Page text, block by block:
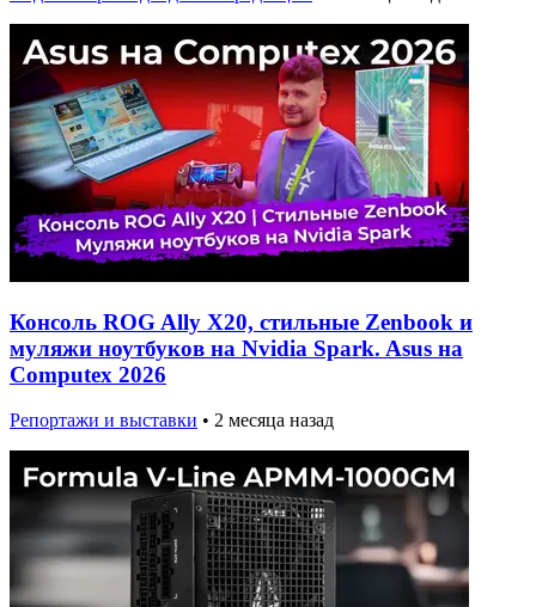
Консоль ROG Ally X20, стильные Zenbook и
муляжи ноутбуков на Nvidia Spark. Asus на
Computex 2026
Репортажи и выставки • 2 месяца назад